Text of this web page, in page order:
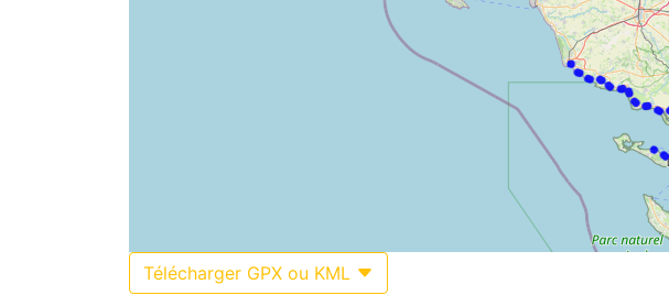
Télécharger GPX ou KML